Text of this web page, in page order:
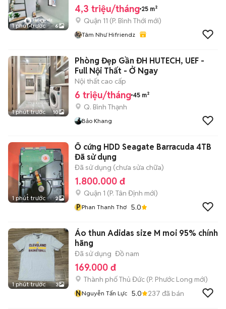
1 phút trước 6
4,3 triệu/tháng 25 m²
Quận 11 (P. Bình Thới mới)
Tâm Như Hifriendz
1 phút trước 10
Phòng Đẹp Gần ĐH HUTECH, UEF -
Full Nội Thất - Ở Ngay
Nội thất cao cấp
6 triệu/tháng 45 m²
Q. Bình Thạnh
Bảo Khang
1 phút trước 2
Ổ cứng HDD Seagate Barracuda 4TB
Đã sử dụng
Đã sử dụng (chưa sửa chữa)
1.800.000 đ
Quận 1 (P. Tân Định mới)
P Phan Thanh Thơ 5.0
1 phút trước 3
Áo thun Adidas size M moi 95% chính
hãng
Đã sử dụng Đồ nam
169.000 đ
Thành phố Thủ Đức (P. Phước Long mới)
NNguyễn Tấn Lực 5.0 237 đã bán